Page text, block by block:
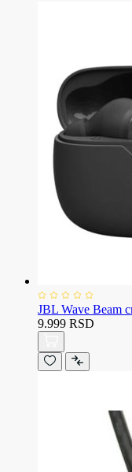
JBL Wave Beam
9.999 RSD